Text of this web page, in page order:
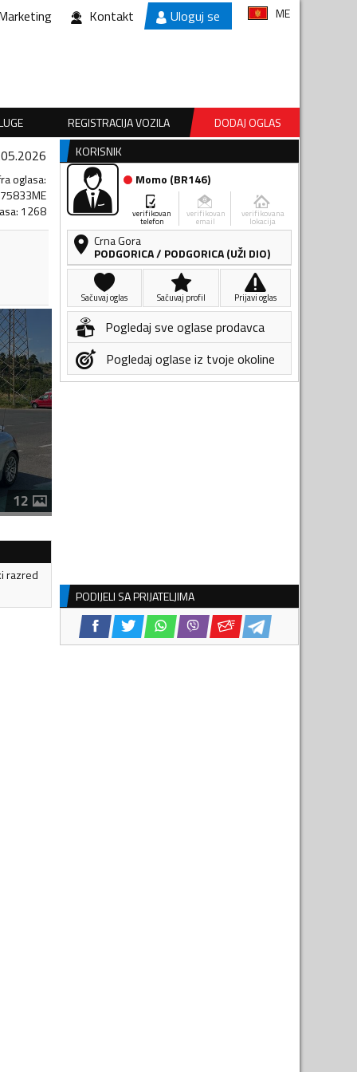
Kontakt Uloguj se ME
REGISTRACIJA VOZILA DODAJ OGLAS
oglasa:
: 1268
12
razred
KORISNIK
Momo (BR146)
verifikovan
telefon
verifikovan
email
verifikovana
lokacija
Crna Gora
PODGORICA/ PODGORICA (UŽI DIO)
Sačuvaj oglas Sačuvaj profil Prijavi oglas
Pogledaj sve oglase prodavca
Pogledaj oglase iz tvoje okoline
PODIJELI SA PRIJATELJIMA